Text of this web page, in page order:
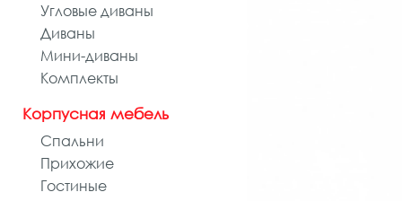
Угловые диваны
Диваны
Мини-диваны
Комплекты
Корпусная мебель
Спальни
Прихожие
Гостиные